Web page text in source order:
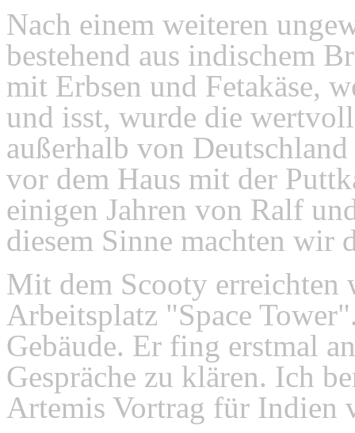
Nach einem weiteren
bestehend aus indischem
mit Erbsen und Fetakäse,
und isst, wurde die
außerhalb von
vor dem Haus mit der
einigen Jahren von Ralf
diesem Sinne machten wir
Mit dem Scooty erreichten
Arbeitsplatz "Space
Gebäude. Er fing erstmal
Gespräche zu klären. Ich
Artemis Vortrag für Indien